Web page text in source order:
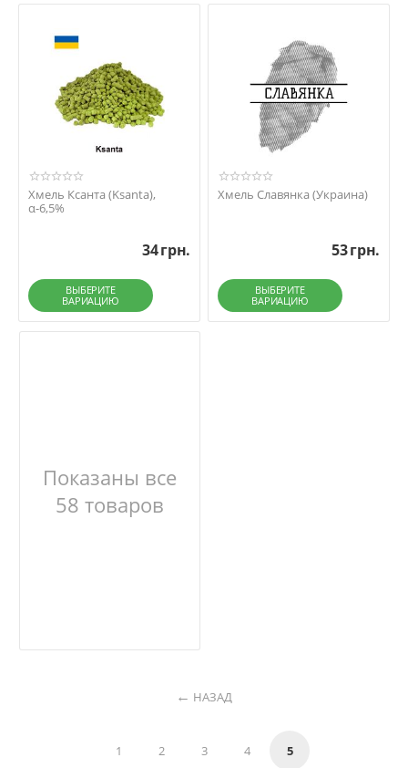
Хмель Ксанта (Ksanta),
α-6,5%
34грн.
ВЫБЕРИТЕ
ВАРИАЦИЮ
Хмель Славянка (Украина)
53грн.
ВЫБЕРИТЕ
ВАРИАЦИЮ
Показаны все
58 товаров
НАЗАД
1 2 3 4 5